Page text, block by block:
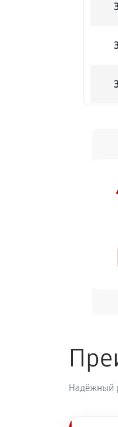
Надёжный